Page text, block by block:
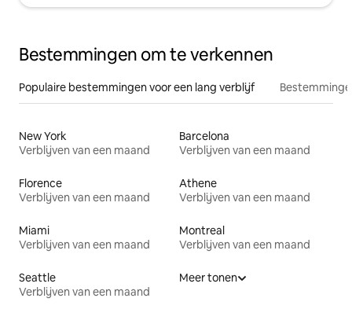
Bestemmingen om te verkennen
Populaire bestemmingen voor een lang verblijf
New York
Verblijven van een maand
Barcelona
Verblijven van een maand
Florence
Verblijven van een maand
Athene
Verblijven van een maand
Miami
Verblijven van een maand
Montreal
Verblijven van een maand
Seattle
Verblijven van een maand
Meer tonen